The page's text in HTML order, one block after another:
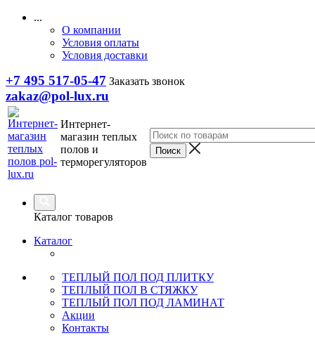
...
О компании
Условия оплаты
Условия доставки
+7 495 517-05-47 Заказать звонок
zakaz@pol-lux.ru
Интернет-
магазин теплых
полов и
терморегуляторов
Каталог товаров
Каталог
ТЕПЛЫЙ ПОЛ ПОД ПЛИТКУ
ТЕПЛЫЙ ПОЛ В СТЯЖКУ
ТЕПЛЫЙ ПОЛ ПОД ЛАМИНАТ
Акции
Контакты